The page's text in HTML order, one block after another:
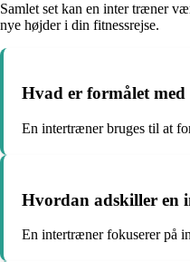
Samlet set kan en inter træner
nye højder i din fitnessrejse.
Hvad er formålet
En intertræner bruges til at
Hvordan adskiller en
En intertræner fokuserer på